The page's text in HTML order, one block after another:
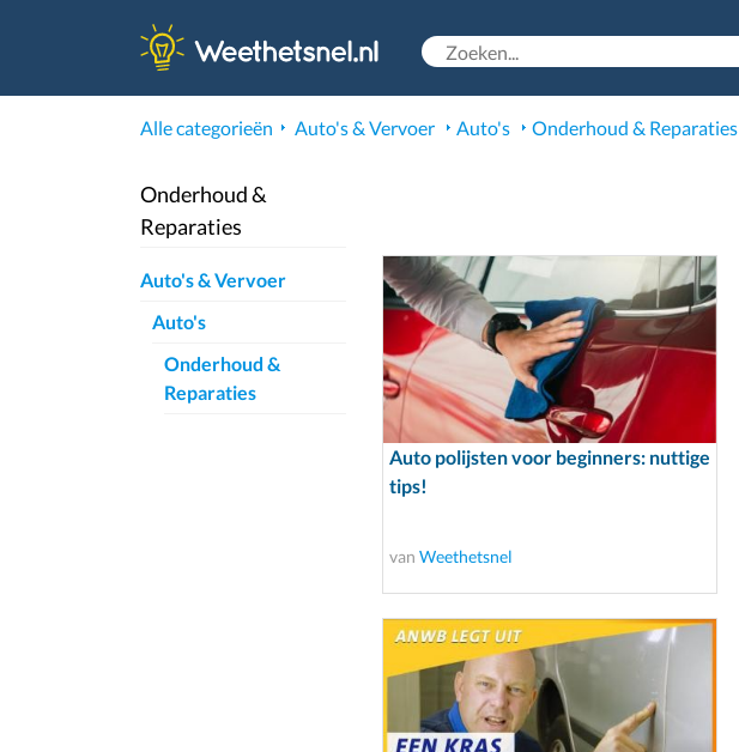
Alle categorieën Auto's & Vervoer Auto's Onderhoud & Reparaties
Onderhoud &
Reparaties
Auto's & Vervoer
Auto's
Onderhoud &
Reparaties
Auto polijsten voor beginners: nuttige
tips!
van Weethetsnel